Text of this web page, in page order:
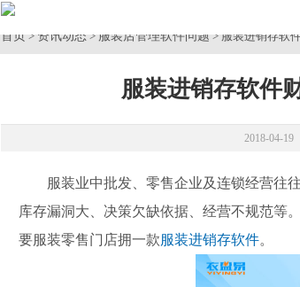
首页>资讯动态>服装店管理软件问题> 服装进销存软
服装进销存软件
2018-04-
服装业中批发、零售企业及连锁经营往往
库存漏洞大、决策欠缺依据、经营不规范等
要服装零售门店拥一款服装进销存软件。